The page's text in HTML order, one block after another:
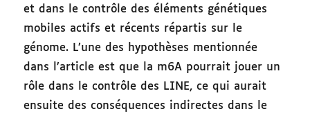
et dans le contrôle des éléments génétiques
mobiles actifs et récents répartis sur le
génome. L’une des hypothèses mentionnée
dans l’article est que la m6A pourrait jouer un
rôle dans le contrôle des LINE, ce qui aurait
ensuite des conséquences indirectes dans le